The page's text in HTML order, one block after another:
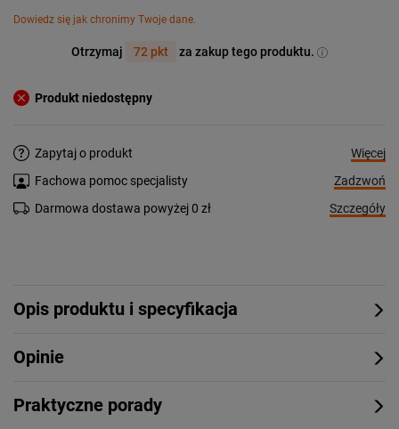
Dowiedz się jak chronimy Twoje dane.
Otrzymaj 72 pkt za zakup tego produktu.
Produkt niedostępny
Zapytaj o produkt
Więcej
Fachowa pomoc specjalisty
Zadzwoń
Darmowa dostawa powyżej 0 zł
Szczegóły
Opis produktu i specyfikacja
Opinie
Praktyczne porady